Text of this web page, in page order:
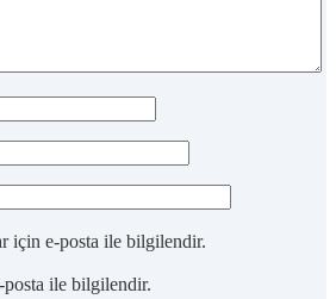
için e-posta ile bilgilendir.
posta ile bilgilendir.